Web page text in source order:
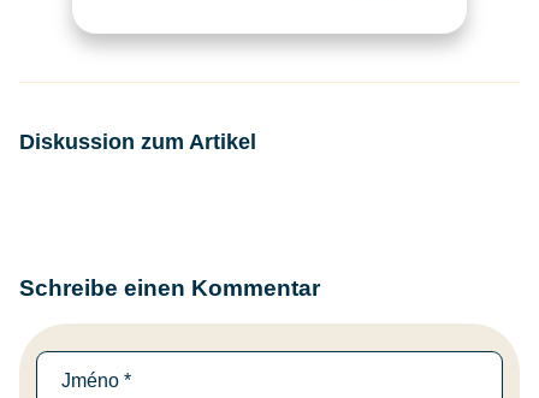
Diskussion zum Artikel
Schreibe einen Kommentar